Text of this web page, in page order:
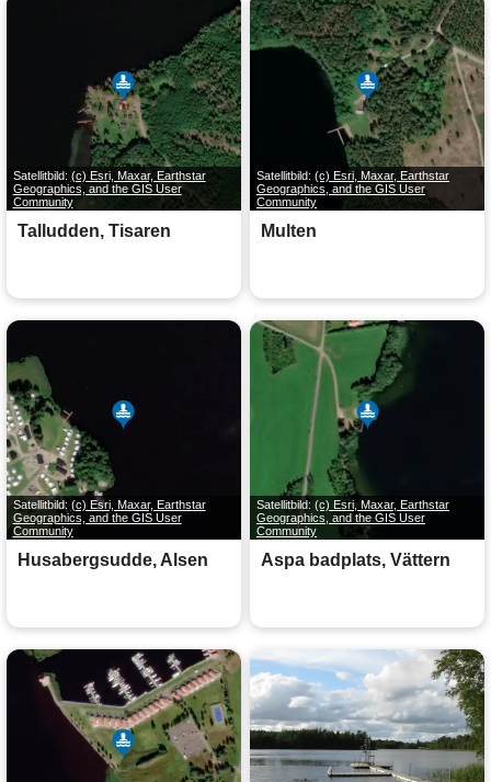
Satellitbild: (c) Esri, Maxar, Earthstar
Geographics, and the GIS User
Community
Talludden, Tisaren
Satellitbild: (c) Esri, Maxar, Earthstar
Geographics, and the GIS User
Community
Multen
Satellitbild: (c) Esri, Maxar, Earthstar
Geographics, and the GIS User
Community
Husabergsudde, Alsen
Satellitbild: (c) Esri, Maxar, Earthstar
Geographics, and the GIS User
Community
Aspa badplats, Vättern